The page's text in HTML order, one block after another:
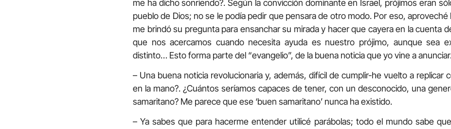
me ha dicho sonriendo?. Según la convicción dominante en Israel, prójimos eran
pueblo de Dios; no se le podía pedir que pensara de otro modo. Por eso,
me brindó su pregunta para ensanchar su mirada y hacer que cayera en la cuenta
que nos acercamos cuando necesita ayuda es nuestro prójimo, aunque sea
distinto… Esto forma parte del “evangelio”, de la buena noticia que yo vine a
– Una buena noticia revolucionaria y, además, difícil de cumplir-he vuelto a replicar
en la mano?. ¿Cuántos seríamos capaces de tener, con un desconocido, una
samaritano? Me parece que ese ‘buen samaritano’ nunca ha existido.
– Ya sabes que para hacerme entender utilicé parábolas; todo el mundo sabe